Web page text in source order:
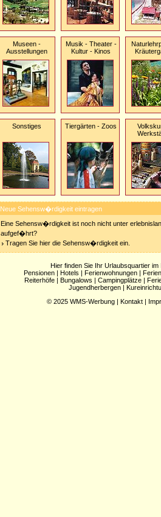
Museen -
Ausstellungen
Musik - Theater -
Kultur - Kinos
Sonstiges Tiergärten - Zoos
Neue Sehensw�rdigkeit eintragen
Eine Sehensw�rdigkeit ist noch nicht unter
aufgef�hrt?
Tragen Sie hier die Sehensw�rdigkeit ein.
Hier finden Sie Ihr Urlaubsquartier im
Pensionen| Hotels | Ferienwohnungen|
Reiterhöfe | Bungalows | Campingplätze |
Jugendherbergen |
© 2025 WMS-Werbung | Kontakt |